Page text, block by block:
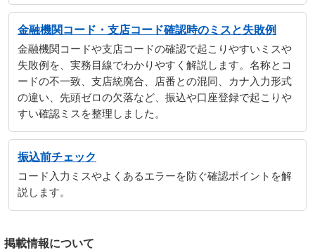
金融機関コード・支店コード確認時のミスと失敗例
金融機関コードや支店コードの確認で起こりやすいミスや
失敗例を、実務目線でわかりやすく解説します。名称とコ
ードの不一致、支店統廃合、店番との混同、カナ入力形式
の違い、先頭ゼロの欠落など、振込や口座登録で起こりや
すい確認ミスを整理しました。
振込前チェック
コード入力ミスやよくあるエラーを防ぐ確認ポイントを解
説します。
掲載情報について